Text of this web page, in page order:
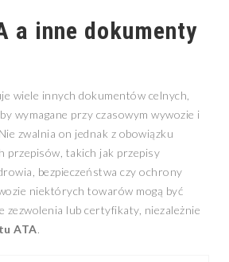
a inne dokumenty
wiele innych dokumentów celnych,
wymagane przy czasowym wywozie i
zwalnia on jednak z obowiązku
przepisów, takich jak przepisy
bezpieczeństwa czy ochrony
niektórych towarów mogą być
zezwolenia lub certyfikaty, niezależnie
ATA.